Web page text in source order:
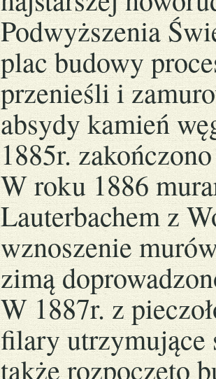
Podwyższenia
plac budowy
przenieśli i
absydy kamień
1885r.
W roku 1886
Lauterbachem z
wznoszenie
zimą
W 1887r. z
filary utrzymujące
także rozpoczęto